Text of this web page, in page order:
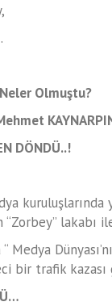
Olmuştu?
DÖNDÜ..!
lakabı
“ Medya
bir trafik kazası